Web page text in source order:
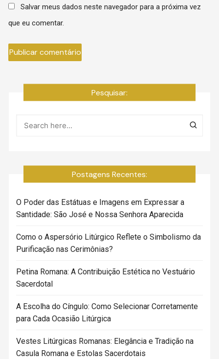
Salvar meus dados neste navegador para a próxima vez
que eu comentar.
Pesquisar:
Postagens Recentes:
O Poder das Estátuas e Imagens em Expressar a
Santidade: São José e Nossa Senhora Aparecida
Como o Aspersório Litúrgico Reflete o Simbolismo da
Purificação nas Cerimônias?
Petina Romana: A Contribuição Estética no Vestuário
Sacerdotal
A Escolha do Cíngulo: Como Selecionar Corretamente
para Cada Ocasião Litúrgica
Vestes Litúrgicas Romanas: Elegância e Tradição na
Casula Romana e Estolas Sacerdotais